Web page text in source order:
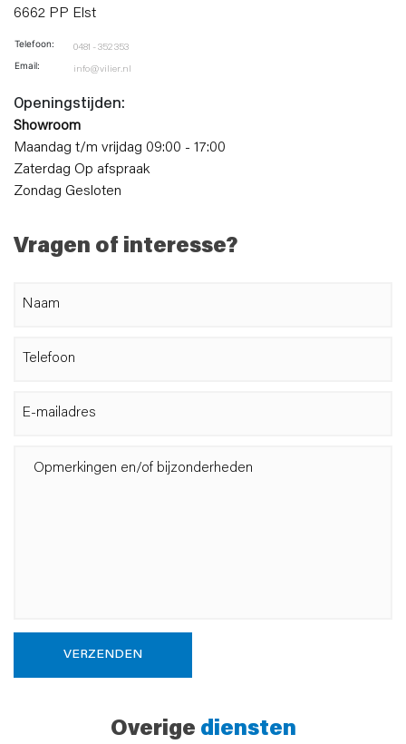
6662 PP Elst
Telefoon: 0481 - 352 353
Email: info@vilier.nl
Openingstijden:
Showroom
Maandag t/m vrijdag 09:00 - 17:00
Zaterdag Op afspraak
Zondag Gesloten
Vragen of interesse?
VERZENDEN
Overige diensten